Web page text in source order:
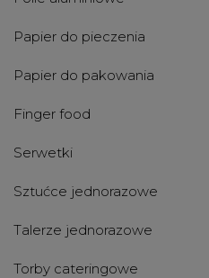
Papier do pieczenia
Papier do pakowania
Finger food
Serwetki
Sztućce jednorazowe
Talerze jednorazowe
Torby cateringowe